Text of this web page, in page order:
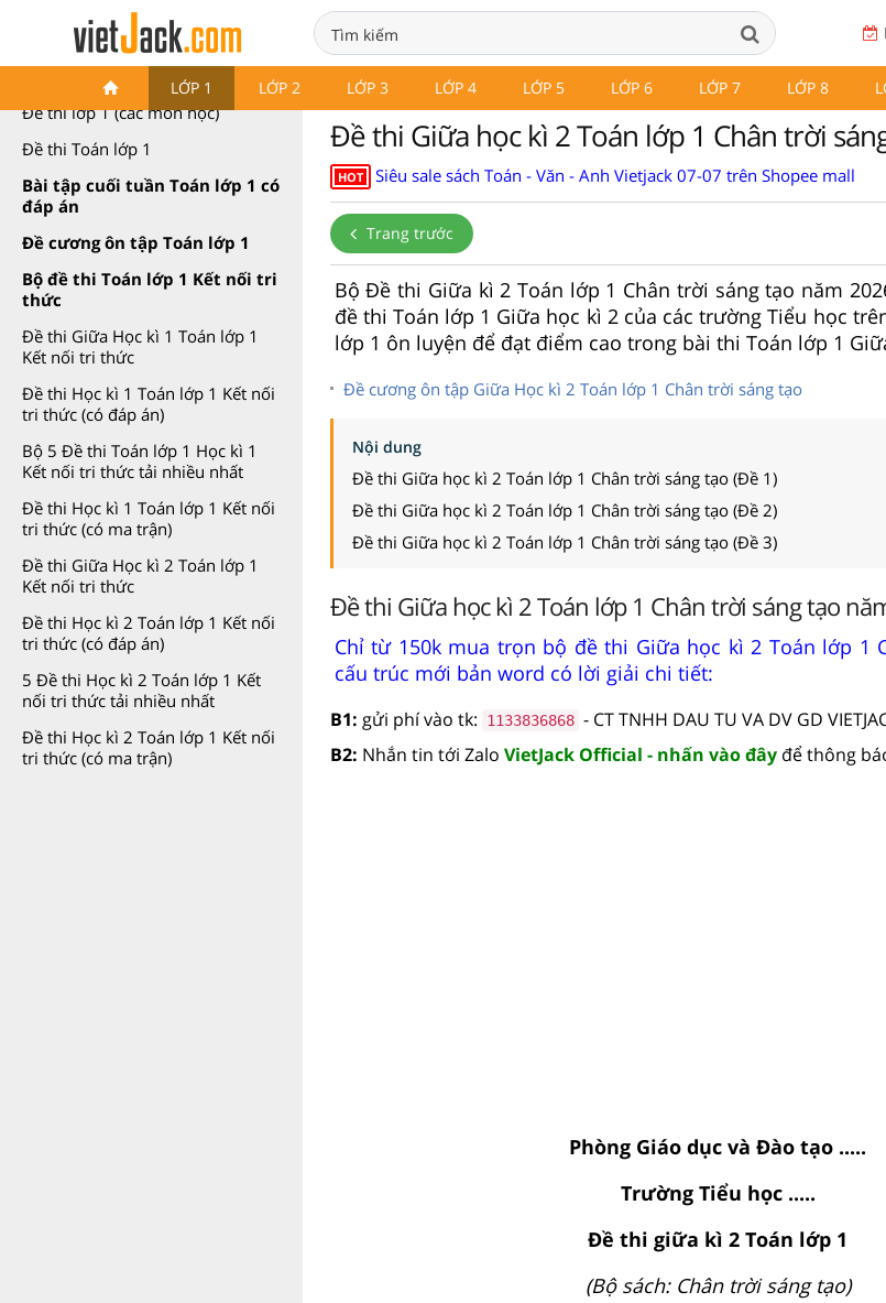
LỚP 1 LỚP 2 LỚP 3 LỚP 4 LỚP 5 LỚP 6 LỚP 7 LỚP 8
Đề thi Toán lớp 1
Đề thi lớp 1 (các môn học)
Đề thi Toán lớp 1
Bài tập cuối tuần Toán lớp 1 có
đáp án
Đề cương ôn tập Toán lớp 1
Bộ đề thi Toán lớp 1 Kết nối tri
thức
Đề thi Giữa Học kì 1 Toán lớp 1
Kết nối tri thức
Đề thi Học kì 1 Toán lớp 1 Kết nối
tri thức (có đáp án)
Bộ 5 Đề thi Toán lớp 1 Học kì 1
Kết nối tri thức tải nhiều nhất
Đề thi Học kì 1 Toán lớp 1 Kết nối
tri thức (có ma trận)
Đề thi Giữa Học kì 2 Toán lớp 1
Kết nối tri thức
Đề thi Học kì 2 Toán lớp 1 Kết nối
tri thức (có đáp án)
5 Đề thi Học kì 2 Toán lớp 1 Kết
nối tri thức tải nhiều nhất
Đề thi Học kì 2 Toán lớp 1 Kết nối
tri thức (có ma trận)
Đề thi Giữa học kì 2 Toán lớp 1 Chân trời
HOT Siêu sale sách Toán - Văn - Anh Vietjack 07-07 trên Shopee mall
Trang trước
Bộ Đề thi Giữa kì 2 Toán lớp 1 Chân trời sáng tạo năm
đề thi Toán lớp 1 Giữa học kì 2 của các trường Tiểu học
lớp 1 ôn luyện để đạt điểm cao trong bài thi Toán lớp 1
Đề cương ôn tập Giữa Học kì 2 Toán lớp 1 Chân trời sáng tạo
Nội dung
Đề thi Giữa học kì 2 Toán lớp 1 Chân trời sáng tạo (Đề 1)
Đề thi Giữa học kì 2 Toán lớp 1 Chân trời sáng tạo (Đề 2)
Đề thi Giữa học kì 2 Toán lớp 1 Chân trời sáng tạo (Đề 3)
Đề thi Giữa học kì 2 Toán lớp 1 Chân trời sáng tạo
Chỉ từ 150k mua trọn bộ đề thi Giữa học kì 2 Toán lớp 1
cấu trúc mới bản word có lời giải chi tiết:
B1: gửi phí vào tk: 1133836868 - CT TNHH DAU TU VA DV GD
B2: Nhắn tin tới Zalo VietJack Official - nhấn vào đây để thông
Phòng Giáo dục và Đào tạo .....
Trường Tiểu học .....
Đề thi giữa kì 2 Toán lớp 1
(Bộ sách: Chân trời sáng tạo)